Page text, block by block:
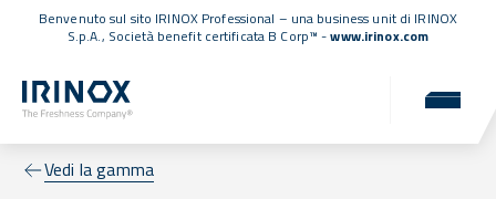
Benvenuto sul sito IRINOX Professional – una business unit di IRINOX
S.p.A., Società benefit certificata B Corp™ -www.irinox.com
Vedi la gamma